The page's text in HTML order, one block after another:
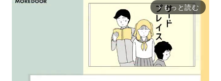
arrow_forward_ios もっと読む